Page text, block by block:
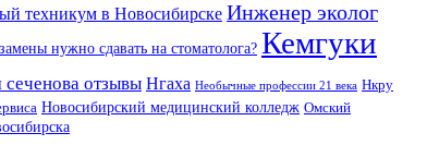
техникум в Новосибирске Инженер эколог
нужно сдавать на стоматолога? Кемгуки
отзывы Нгаха Необычные профессии 21 века Нкру
Новосибирский медицинский колледж Омский